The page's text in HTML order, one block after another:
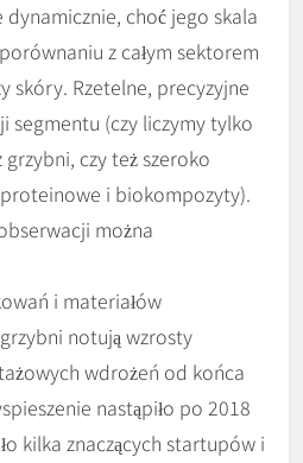
choć jego skala
z całym sektorem
skóry. Rzetelne, precyzyjne
segmentu (czy liczymy tylko
czy też szeroko
i biokompozyty).
można
i materiałów
notują wzrosty
wdrożeń od końca
nastąpiło po 2018
kilka znaczących startupów i